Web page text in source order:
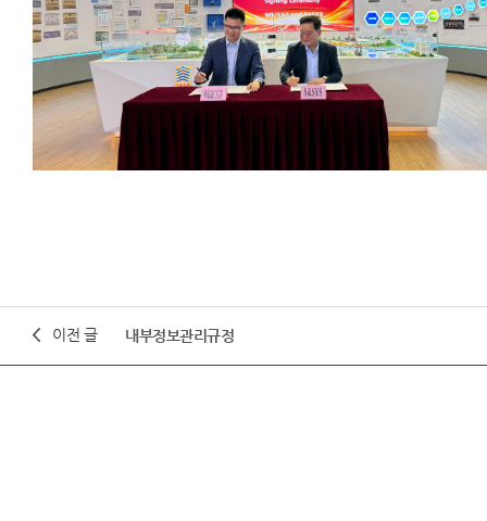
이전 글 내부정보관리규정